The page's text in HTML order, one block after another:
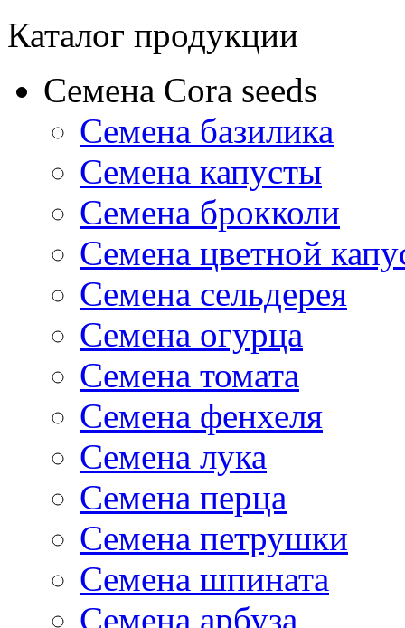
Каталог продукции
Семена Cora seeds
Семена базилика
Семена капусты
Семена брокколи
Семена цветной
Семена сельдерея
Семена огурца
Семена томата
Семена фенхеля
Семена лука
Семена перца
Семена петрушки
Семена шпината
Семена арбуза